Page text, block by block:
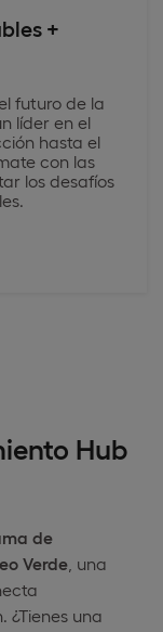
+
futuro de la
líder en el
hasta el
con las
los desafíos
Hub
de
Verde , una
¿Tienes una